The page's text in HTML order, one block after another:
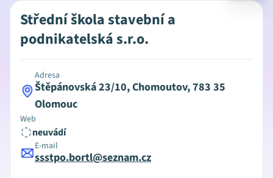
Střední škola stavební a
podnikatelská s.r.o.
Adresa
Štěpánovská 23/10, Chomoutov, 783 35
Olomouc
Web
neuvádí
E-mail
ssstpo.bortl@seznam.cz